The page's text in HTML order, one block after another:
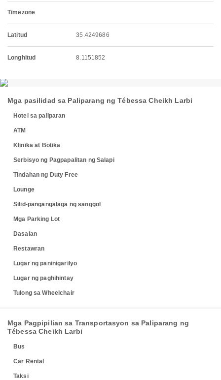
Timezone
Latitud 35.4249686
Longhitud 8.1151852
Mga pasilidad sa Paliparang ng Tébessa Cheikh Larbi
Hotel sa paliparan
ATM
Klinika at Botika
Serbisyo ng Pagpapalitan ng Salapi
Tindahan ng Duty Free
Lounge
Silid-pangangalaga ng sanggol
Mga Parking Lot
Dasalan
Restawran
Lugar ng paninigarilyo
Lugar ng paghihintay
Tulong sa Wheelchair
Mga Pagpipilian sa Transportasyon sa Paliparang ng
Tébessa Cheikh Larbi
Bus
Car Rental
Taksi